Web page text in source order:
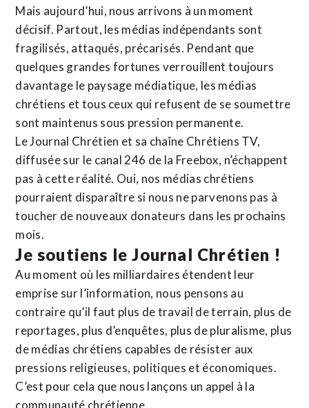
Mais aujourd’hui, nous arrivons à un moment
décisif. Partout, les médias indépendants sont
fragilisés, attaqués, précarisés. Pendant que
quelques grandes fortunes verrouillent toujours
davantage le paysage médiatique, les médias
chrétiens et tous ceux qui refusent de se soumettre
sont maintenus sous pression permanente.
Le Journal Chrétien et sa chaîne Chrétiens TV,
diffusée sur le canal 246 de la Freebox, n’échappent
pas à cette réalité. Oui, nos médias chrétiens
pourraient disparaître si nous ne parvenons pas à
toucher de nouveaux donateurs dans les prochains
mois.
Je soutiens le Journal Chrétien !
Au moment où les milliardaires étendent leur
emprise sur l’information, nous pensons au
contraire qu’il faut plus de travail de terrain, plus de
reportages, plus d’enquêtes, plus de pluralisme, plus
de médias chrétiens capables de résister aux
pressions religieuses, politiques et économiques.
C’est pour cela que nous lançons un appel à la
communauté chrétienne.